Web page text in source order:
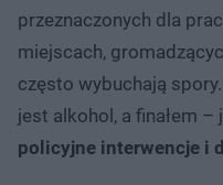
przeznaczonych dla
miejscach,
często wybuchają
jest alkohol, a finałem
policyjne interwencje i